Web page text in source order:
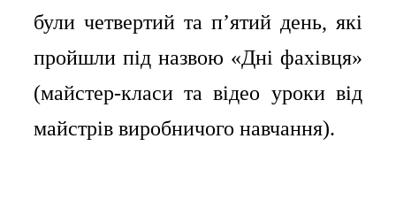
були четвертий та п’ятий день, які
пройшли під назвою «Дні фахівця»
(майстер-класи та відео уроки від
майстрів виробничого навчання).